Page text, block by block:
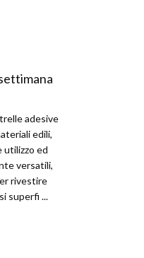
adesive
edili,
utilizzo ed
versatili,
rivestire
superfi ...